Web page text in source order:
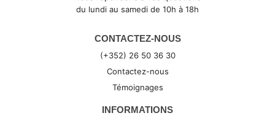
du lundi au samedi de 10h à 18h
CONTACTEZ-NOUS
(+352) 26 50 36 30
Contactez-nous
Témoignages
INFORMATIONS